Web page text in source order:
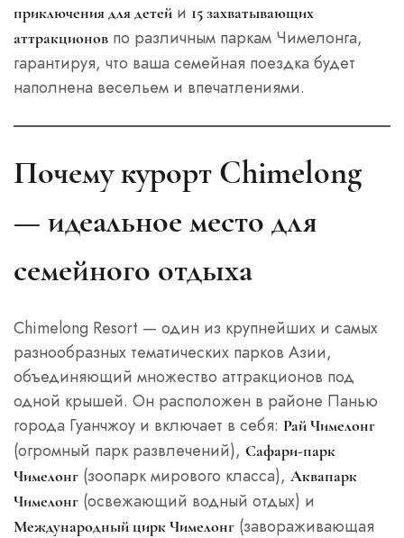
приключения для детей и 15 захватывающих
аттракционов по различным паркам Чимелонга,
гарантируя, что ваша семейная поездка будет
наполнена весельем и впечатлениями.
Почему курорт Chimelong
— идеальное место для
семейного отдыха
Chimelong Resort — один из крупнейших и самых
разнообразных тематических парков Азии,
объединяющий множество аттракционов под
одной крышей. Он расположен в районе Панью
города Гуанчжоу и включает в себя: Рай Чимелонг
(огромный парк развлечений), Сафари-парк
Чимелонг (зоопарк мирового класса), Аквапарк
Чимелонг (освежающий водный отдых) и
Международный цирк Чимелонг (завораживающая